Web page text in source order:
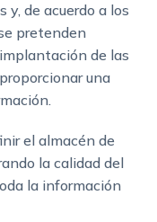
de acuerdo a los
pretenden
de las
una
el almacén de
la calidad del
la información